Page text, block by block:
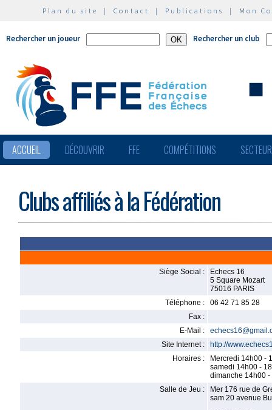
Plan du site | Contact | Publications | Mon
Rechercher un joueur Rechercher un club
ACCUEIL DÉCOUVRIR FFE COMPÉTITIONS
Clubs affiliés à la Fédération
Siège Social :
Echecs 16
5 Square Mozart
75016 PARIS
Téléphone :
06 42 71 85 28
Fax :
E-Mail :
Site Internet :
http://
Horaires :
Mercredi 14h00 -
samedi 14h00 -
dimanche 14h00
Salle de Jeu :
Mer 176 rue de
sam 20 avenue